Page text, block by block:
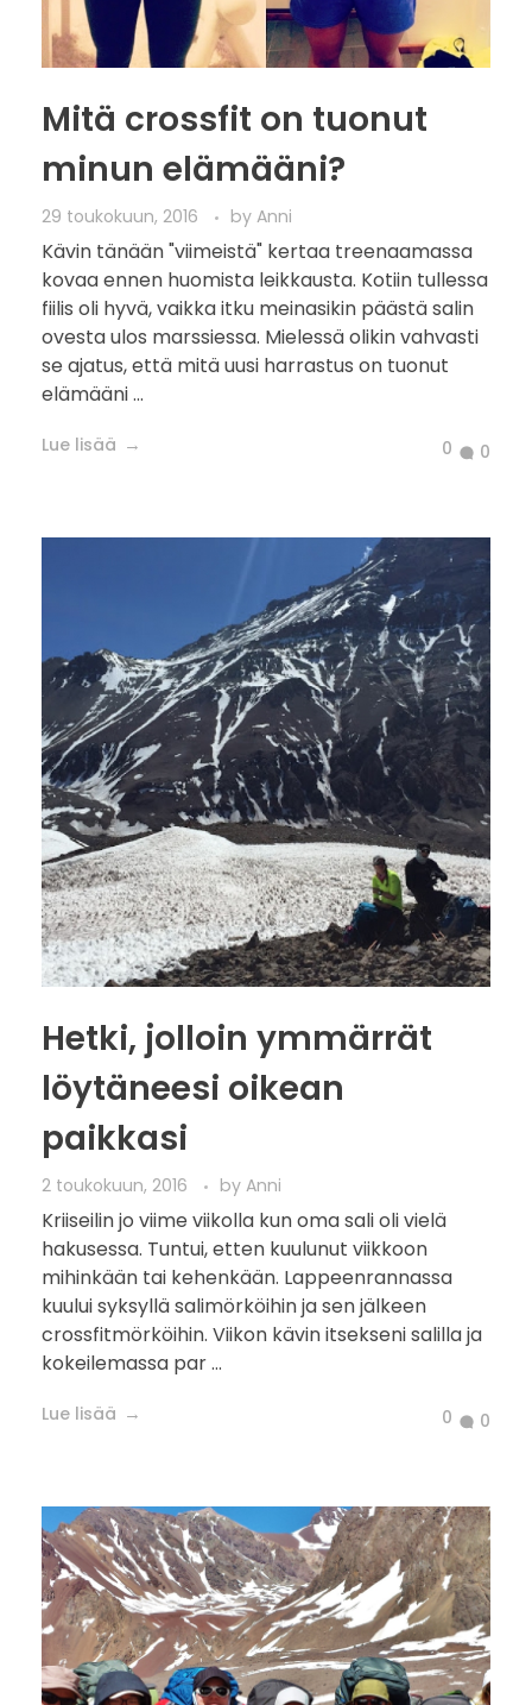
Mitä crossfit on tuonut
minun elämääni?
29 toukokuun, 2016 by Anni
Kävin tänään "viimeistä" kertaa treenaamassa
kovaa ennen huomista leikkausta. Kotiin tullessa
fiilis oli hyvä, vaikka itku meinasikin päästä salin
ovesta ulos marssiessa. Mielessä olikin vahvasti
se ajatus, että mitä uusi harrastus on tuonut
elämääni ...
Lue lisää 0 0
Hetki, jolloin ymmärrät
löytäneesi oikean
paikkasi
2 toukokuun, 2016 by Anni
Kriiseilin jo viime viikolla kun oma sali oli vielä
hakusessa. Tuntui, etten kuulunut viikkoon
mihinkään tai kehenkään. Lappeenrannassa
kuului syksyllä salimörköihin ja sen jälkeen
crossfitmörköihin. Viikon kävin itsekseni salilla ja
kokeilemassa par ...
Lue lisää 0 0